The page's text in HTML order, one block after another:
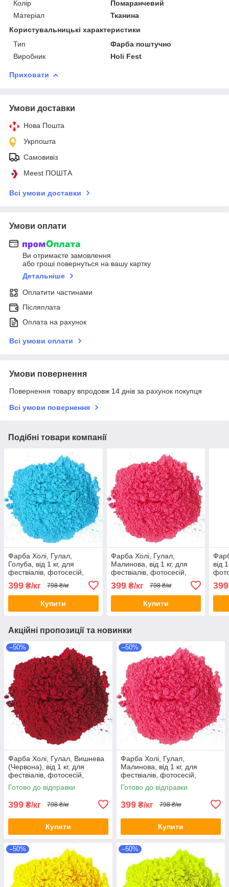
Колір
Помаранчевий
Матеріал
Тканина
Користувальницькі характеристики
Тип
Фарба поштучно
Виробник
Holi Fest
Приховати
Умови доставки
Нова Пошта
Укрпошта
Самовивіз
Meest ПОШТА
Всі умови доставки
Умови оплати
Ви отримаєте замовлення
або гроші повернуться на вашу картку
Детальніше
Оплатити частинами
Післяплата
Оплата на рахунок
Всі умови оплати
Умови повернення
Повернення товару впродовж 14 днів за рахунок покупця
Всі умови повернення
Подібні товари компанії
Фарба Холі, Гулал,
Голуба, від 1 кг, для
фествіалів, фотосесій,
дитячих свят Фарби холі
399 ₴/кг 798 ₴/кг
Купити
Фарба Холі, Гулал,
Малинова, від 1 кг, для
фествіалів, фотосесій,
дитячих свят Фарби холі
399₴/кг 798 ₴/кг
Купити
від
399
Акційні пропозиції та новинки
–50%
Фарба Холі, Гулал, Вишнева
(Червона), від 1 кг, для
фествіалів, фотосесій,
дитячих свят, Фарби холі
Готово до відправки
399 ₴/кг 798 ₴/кг
Купити
–50%
Фарба Холі, Гулал,
Малинова, від 1 кг, для
фествіалів, фотосесій,
дитячих свят Фарби холі
Готово до відправки
399 ₴/кг 798 ₴/кг
Купити
–50% –50%